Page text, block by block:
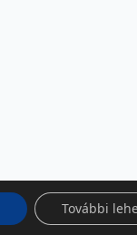
További